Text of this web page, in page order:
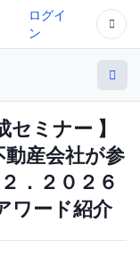
ログイ
ン
セミナー 】
動産会社が参
．２０２６
ワード紹介